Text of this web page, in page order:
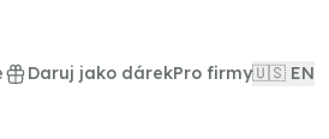
Daruj jako dárekPro firmy🇺🇸 EN